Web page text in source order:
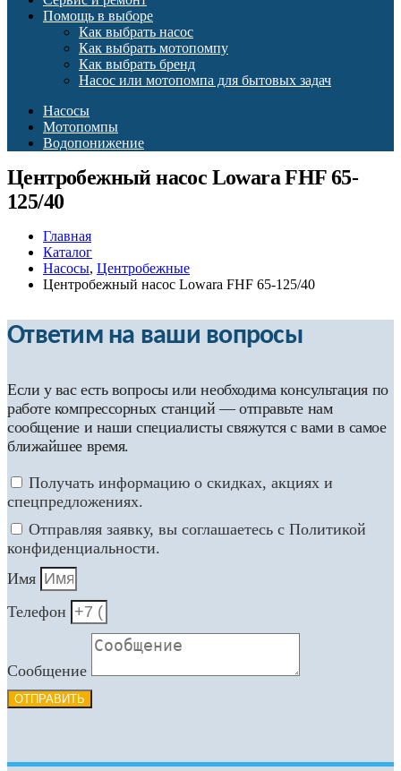
Помощь в выборе
Как выбрать насос
Как выбрать мотопомпу
Как выбрать бренд
Насос или мотопомпа для бытовых задач
Насосы
Мотопомпы
Водопонижение
Центробежный насос Lowara FHF 65-
125/40
Главная
Каталог
Насосы, Центробежные
Центробежный насос Lowara FHF 65-125/40
Ответим на ваши вопросы
Если у вас есть вопросы или необходима консультация по
работе компрессорных станций — отправьте нам
сообщение и наши специалисты свяжутся с вами в самое
ближайшее время.
Получать информацию о скидках, акциях и
спецпредложениях.
Отправляя заявку, вы соглашаетесь с Политикой
конфиденциальности.
Имя
Телефон
Сообщение
ОТПРАВИТЬ